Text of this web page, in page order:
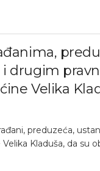
i drugim
Velika
preduzeća,
Kladuša, da su